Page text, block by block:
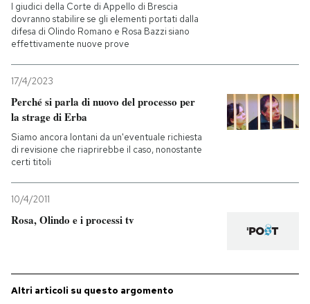
NEWSLETTER
I MIEI PREFERITI
SHOP
CALENDARIO
AREA PERSONALE
I giudici della Corte di Appello di Brescia
dovranno stabilire se gli elementi portati dalla
difesa di Olindo Romano e Rosa Bazzi siano
effettivamente nuove prove
17/4/2023
Perché si parla di nuovo del processo per
la strage di Erba
Siamo ancora lontani da un'eventuale richiesta
di revisione che riaprirebbe il caso, nonostante
certi titoli
10/4/2011
Rosa, Olindo e i processi tv
Altri articoli su questo argomento